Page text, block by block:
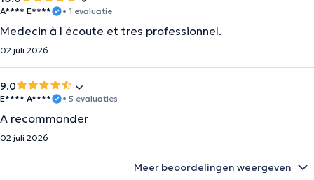
A**** E**** • 1 evaluatie
Medecin à l écoute et tres professionnel.
02 juli 2026
9.0
E**** A**** • 5 evaluaties
A recommander
02 juli 2026
Meer beoordelingen weergeven